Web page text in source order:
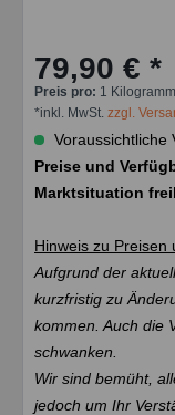
79,90 € *
Preis pro: 1 Kilogramm
*inkl. MwSt. zzgl.
Voraussichtliche
Preise und
Marktsituation
Hinweis zu Preisen
Aufgrund der
kurzfristig zu
kommen. Auch die
schwanken.
Wir sind bemüht,
jedoch um Ihr